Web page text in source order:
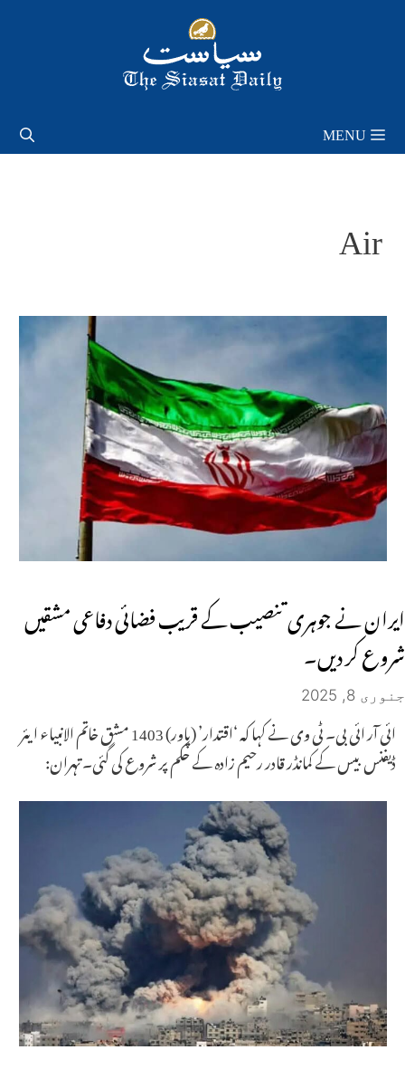
MENU
Air
ایران نے جوہری تنصیب کے قریب فضائی دفاعی مشقیں
شروع کر دیں۔
جنوری 8, 2025
ائی آر ائی بی۔ ٹی وی نے کہا کہ ‘اقتدار’ (پاور) 1403 مشق خاتم الانبیاء ایئر
ڈیفنس بیس کے کمانڈر قادر رحیم زادہ کے حکم پر شروع کی گئی۔ تہران: